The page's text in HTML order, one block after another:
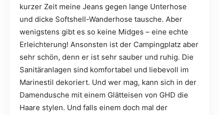
kurzer Zeit meine Jeans gegen lange Unterhose
und dicke Softshell-Wanderhose tausche. Aber
wenigstens gibt es so keine Midges – eine echte
Erleichterung! Ansonsten ist der Campingplatz aber
sehr schön, denn er ist sehr sauber und ruhig. Die
Sanitäranlagen sind komfortabel und liebevoll im
Marinestil dekoriert. Und wer mag, kann sich in der
Damendusche mit einem Glätteisen von GHD die
Haare stylen. Und falls einem doch mal der